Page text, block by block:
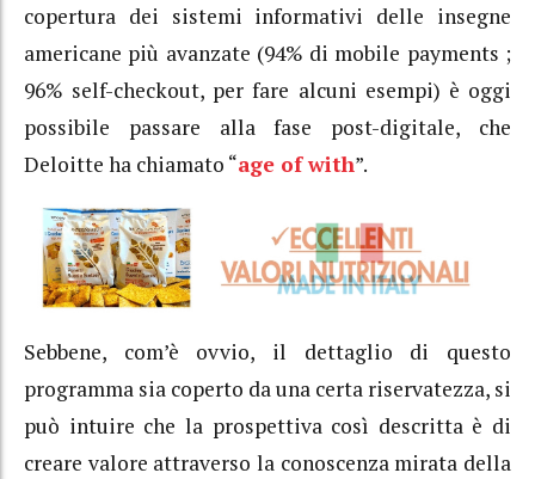
copertura dei sistemi informativi delle insegne
americane più avanzate (94% di mobile payments ;
96% self-checkout, per fare alcuni esempi) è oggi
possibile passare alla fase post-digitale, che
Deloitte ha chiamato “age of with”.
Sebbene, com’è ovvio, il dettaglio di questo
programma sia coperto da una certa riservatezza, si
può intuire che la prospettiva così descritta è di
creare valore attraverso la conoscenza mirata della